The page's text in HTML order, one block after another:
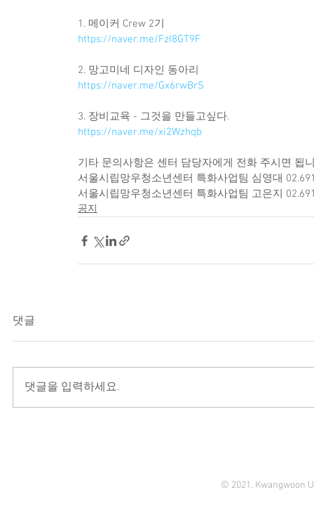
1. 메이커 Crew 2기
https://naver.me/FzI8GT9F
2. 망고미네 디자인 동아리
https://naver.me/Gx6rwBrS
3. 장비교육 - 그것을 만들고싶다.
https://naver.me/xi2Wzhqb
기타 문의사항은 센터 담당자에게 전화 주시면 됩
서울시립망우청소년센터 특화사업팀 심영대
서울시립망우청소년센터 특화사업팀 고은지
공지
댓글
댓글을 입력하세요.
© 2021. Kwangwoon